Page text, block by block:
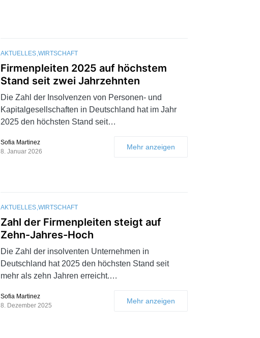
AKTUELLES WIRTSCHAFT
Firmenpleiten 2025 auf höchstem
Stand seit zwei Jahrzehnten
Die Zahl der Insolvenzen von Personen- und
Kapitalgesellschaften in Deutschland hat im Jahr
2025 den höchsten Stand seit…
Sofia Martinez
8. Januar 2026
Mehr anzeigen
AKTUELLES WIRTSCHAFT
Zahl der Firmenpleiten steigt auf
Zehn-Jahres-Hoch
Die Zahl der insolventen Unternehmen in
Deutschland hat 2025 den höchsten Stand seit
mehr als zehn Jahren erreicht.…
Sofia Martinez
8. Dezember 2025
Mehr anzeigen